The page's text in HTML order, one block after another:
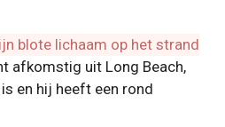
afkomstig uit Long Beach,
en hij heeft een rond